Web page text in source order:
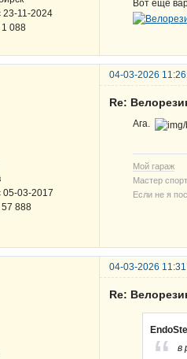
23-11-2024
1 088
Вот ещё
04-03-2026
05-03-2017
57 888
Re:
Ага.
Мой гараж
Мастер
Если не я
04-03-2026
Re:
в